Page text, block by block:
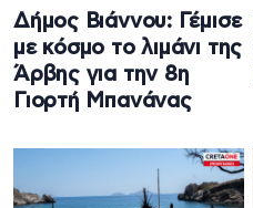
Δήμος Βιάννου: Γέμισε
με κόσμο το λιμάνι της
Άρβης για την 8η
Γιορτή Μπανάνας